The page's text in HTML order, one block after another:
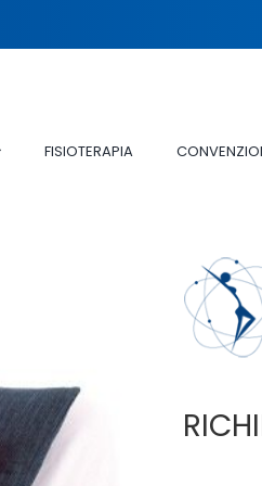
FISIOTERAPIA